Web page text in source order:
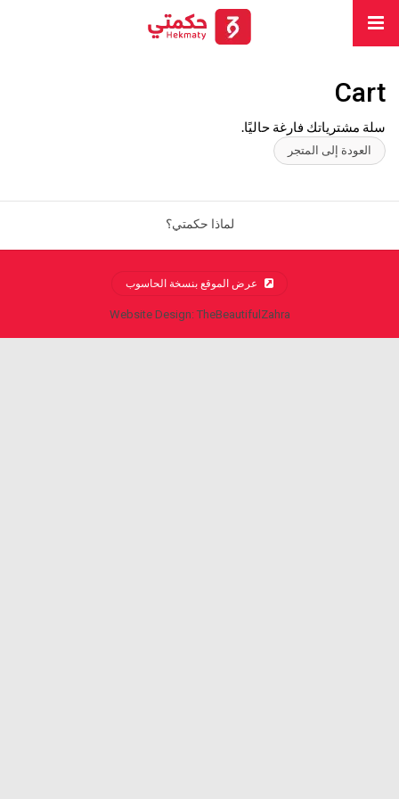
Cart
سلة مشترياتك فارغة حاليًا.
العودة إلى المتجر
لماذا حكمتي؟
عرض الموقع بنسخة الحاسوب
Website Design: TheBeautifulZahra